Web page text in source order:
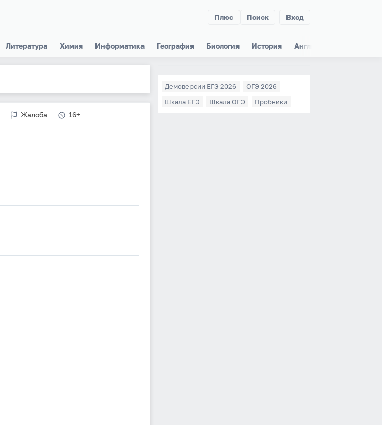
Вход
Плюс Поиск
Литература Химия Информатика География Биология История Английский
Жалоба 16+
Демоверсии ЕГЭ 2026
ОГЭ 2026
Шкала ЕГЭ
Шкала ОГЭ Пробники